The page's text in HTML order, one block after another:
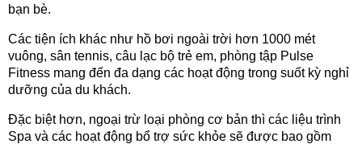
bạn bè.
Các tiện ích khác như hồ bơi ngoài trời hơn 1000 mét
vuông, sân tennis, câu lạc bộ trẻ em, phòng tập Pulse
Fitness mang đến đa dạng các hoạt động trong suốt kỳ nghỉ
dưỡng của du khách.
Đặc biệt hơn, ngoại trừ loại phòng cơ bản thì các liệu trình
Spa và các hoạt động bổ trợ sức khỏe sẽ được bao gồm